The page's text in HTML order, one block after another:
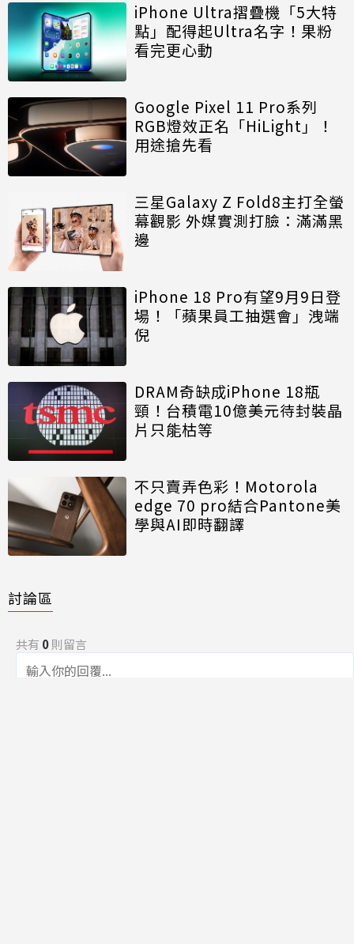
iPhone Ultra摺疊機「5大特
點」配得起Ultra名字！果粉
看完更心動
Google Pixel 11 Pro系列
RGB燈效正名「HiLight」！
用途搶先看
三星Galaxy Z Fold8主打全螢
幕觀影 外媒實測打臉：滿滿黑
邊
iPhone 18 Pro有望9月9日登
場！「蘋果員工抽選會」洩端
倪
DRAM奇缺成iPhone 18瓶
頸！台積電10億美元待封裝晶
片只能枯等
不只賣弄色彩！Motorola
edge 70 pro結合Pantone美
學與AI即時翻譯
討論區
共有 0則留言